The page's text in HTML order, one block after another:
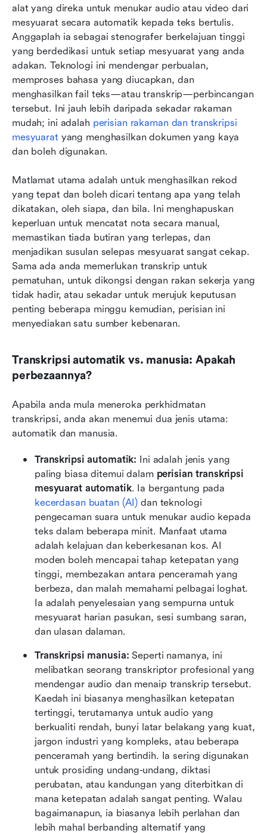
alat yang direka untuk menukar audio atau video dari
mesyuarat secara automatik kepada teks bertulis.
Anggaplah ia sebagai stenografer berkelajuan tinggi
yang berdedikasi untuk setiap mesyuarat yang anda
adakan. Teknologi ini mendengar perbualan,
memproses bahasa yang diucapkan, dan
menghasilkan fail teks—atau transkrip—perbincangan
tersebut. Ini jauh lebih daripada sekadar rakaman
mudah; ini adalah perisian rakaman dan transkripsi
mesyuarat yang menghasilkan dokumen yang kaya
dan boleh digunakan.
Matlamat utama adalah untuk menghasilkan rekod
yang tepat dan boleh dicari tentang apa yang telah
dikatakan, oleh siapa, dan bila. Ini menghapuskan
keperluan untuk mencatat nota secara manual,
memastikan tiada butiran yang terlepas, dan
menjadikan susulan selepas mesyuarat sangat cekap.
Sama ada anda memerlukan transkrip untuk
pematuhan, untuk dikongsi dengan rakan sekerja yang
tidak hadir, atau sekadar untuk merujuk keputusan
penting beberapa minggu kemudian, perisian ini
menyediakan satu sumber kebenaran.
Transkripsi automatik vs. manusia: Apakah
perbezaannya?
Apabila anda mula meneroka perkhidmatan
transkripsi, anda akan menemui dua jenis utama:
automatik dan manusia.
Transkripsi automatik: Ini adalah jenis yang
paling biasa ditemui dalam perisian transkripsi
mesyuarat automatik
kecerdasan buatan (AI) dan teknologi
pengecaman suara untuk menukar audio kepada
teks dalam beberapa minit. Manfaat utama
adalah kelajuan dan keberkesanan kos. AI
moden boleh mencapai tahap ketepatan yang
tinggi, membezakan antara penceramah yang
berbeza, dan malah memahami pelbagai loghat.
Ia adalah penyelesaian yang sempurna untuk
mesyuarat harian pasukan, sesi sumbang saran,
dan ulasan dalaman.
Transkripsi manusia: Seperti namanya, ini
melibatkan seorang transkriptor profesional yang
mendengar audio dan menaip transkrip tersebut.
Kaedah ini biasanya menghasilkan ketepatan
tertinggi, terutamanya untuk audio yang
berkualiti rendah, bunyi latar belakang yang kuat,
jargon industri yang kompleks, atau beberapa
penceramah yang bertindih. Ia sering digunakan
untuk prosiding undang-undang, diktasi
perubatan, atau kandungan yang diterbitkan di
mana ketepatan adalah sangat penting. Walau
bagaimanapun, ia biasanya lebih perlahan dan
lebih mahal berbanding alternatif yang